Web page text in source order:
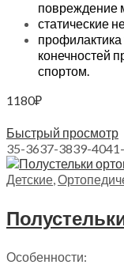
повреждение
статические
конечностей
спортом.
1180₽
Быстрый просмотр
35-3637-3839-40
Детские
Особенности: